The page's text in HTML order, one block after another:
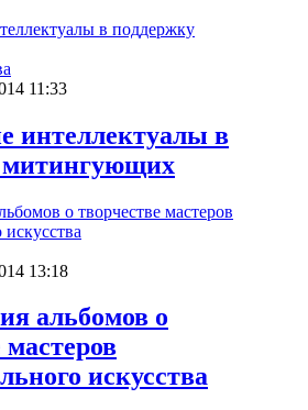
11:33
интеллектуалы в
митингующих
13:18
альбомов о
мастеров
искусства